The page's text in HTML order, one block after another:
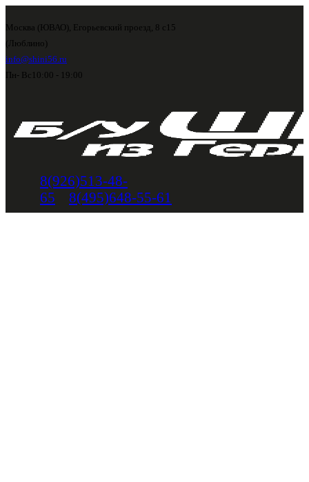
Москва (ЮВАО), Егорьевский проезд, 8 с15
(Люблино)
info@shini56.ru
Пн- Вс 10:00 - 19:00
8(926)513-48-
65
8(495)648-55-61